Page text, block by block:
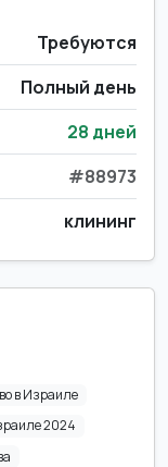
Требуются
Полный день
28 дней
#88973
клининг
в Израиле
2024